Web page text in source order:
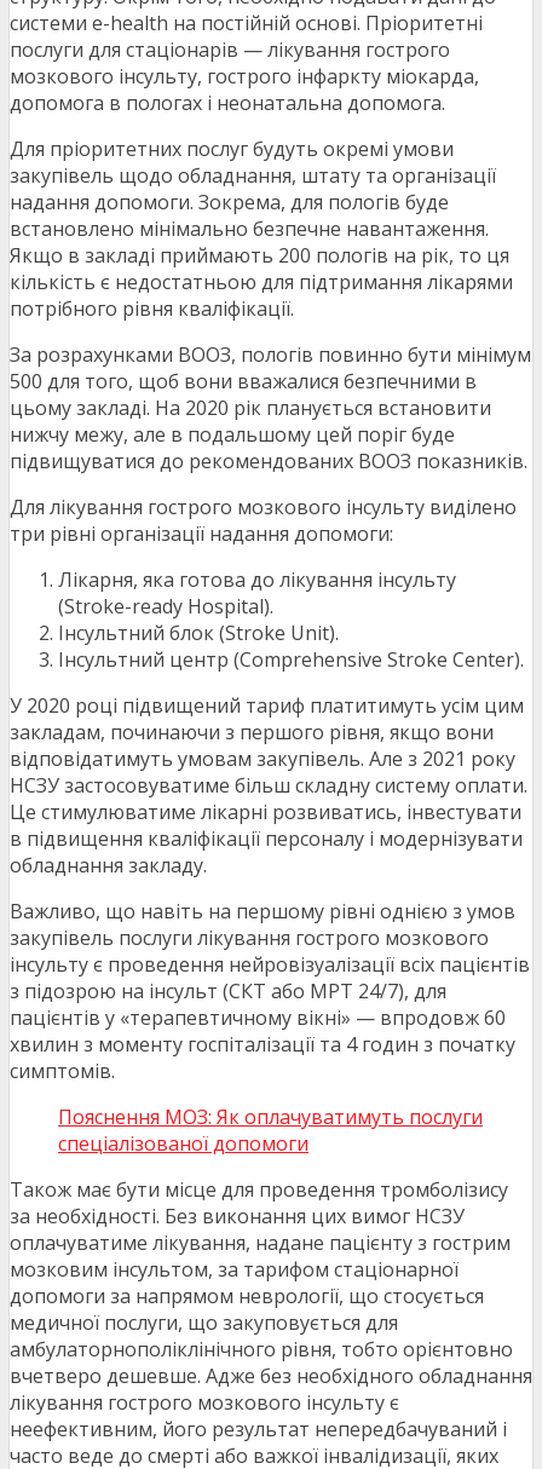
системи e-health на постійній основі. Пріоритетні
послуги для стаціонарів — лікування гострого
мозкового інсульту, гострого інфаркту міокарда,
допомога в пологах і неонатальна допомога.
Для пріоритетних послуг будуть окремі умови
закупівель щодо обладнання, штату та організації
надання допомоги. Зокрема, для пологів буде
встановлено мінімально безпечне навантаження.
Якщо в закладі приймають 200 пологів на рік, то ця
кількість є недостатньою для підтримання лікарями
потрібного рівня кваліфікації.
За розрахунками ВООЗ, пологів повинно бути мінімум
500 для того, щоб вони вважалися безпечними в
цьому закладі. На 2020 рік планується встановити
нижчу межу, але в подальшому цей поріг буде
підвищуватися до рекомендованих ВООЗ показників.
Для лікування гострого мозкового інсульту виділено
три рівні організації надання допомоги:
Лікарня, яка готова до лікування інсульту
(Stroke-ready Hospital).
Інсультний блок (Stroke Unit).
Інсультний центр (Comprehensive Stroke Center).
У 2020 році підвищений тариф платитимуть усім цим
закладам, починаючи з першого рівня, якщо вони
відповідатимуть умовам закупівель. Але з 2021 року
НСЗУ застосовуватиме більш складну систему оплати.
Це стимулюватиме лікарні розвиватись, інвестувати
в підвищення кваліфікації персоналу і модернізувати
обладнання закладу.
Важливо, що навіть на першому рівні однією з умов
закупівель послуги лікування гострого мозкового
інсульту є проведення нейровізуалізації всіх пацієнтів
з підозрою на інсульт (СКТ або МРТ 24/7), для
пацієнтів у «терапевтичному вікні» — впродовж 60
хвилин з моменту госпіталізації та 4 годин з початку
симптомів.
Пояснення МОЗ: Як оплачуватимуть послуги
спеціалізованої допомоги
Також має бути місце для проведення тромболізису
за необхідності. Без виконання цих вимог НСЗУ
оплачуватиме лікування, надане пацієнту з гострим
мозковим інсультом, за тарифом стаціонарної
допомоги за напрямом неврології, що стосується
медичної послуги, що закуповується для
амбулаторнополіклінічного рівня, тобто орієнтовно
вчетверо дешевше. Адже без необхідного обладнання
лікування гострого мозкового інсульту є
неефективним, його результат непередбачуваний і
часто веде до смерті або важкої інвалідизації, яких